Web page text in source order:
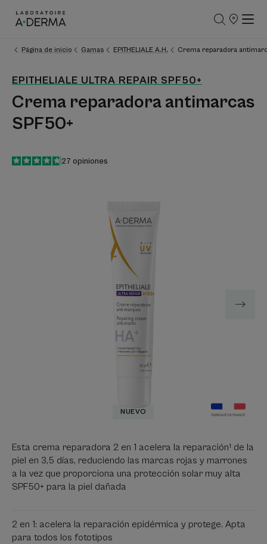
PUNTOS
Página de inicio
Gamas EPITHELIALE A.H. Crema reparadora
EPITHELIALE ULTRA REPAIR SPF50+
Crema reparadora antimarcas
SPF50+
4.7
/5
27 opiniones
NUEVO
Esta crema reparadora 2 en 1 acelera la reparación¹ de la
piel en 3,5 días, reduciendo las marcas rojas y marrones
a la vez que proporciona una protección solar muy alta
SPF50+ para la piel dañada
2 en 1: acelera la reparación epidérmica y protege. Apta
para todos los fototipos